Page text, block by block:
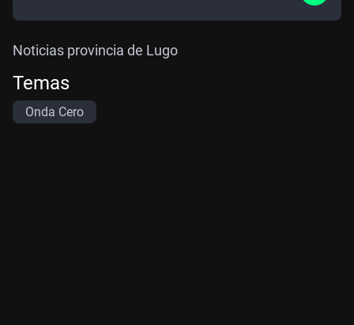
Noticias provincia de Lugo
Temas
Onda Cero